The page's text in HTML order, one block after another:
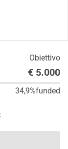
Obiettivo
€ 5.000
34,9%funded